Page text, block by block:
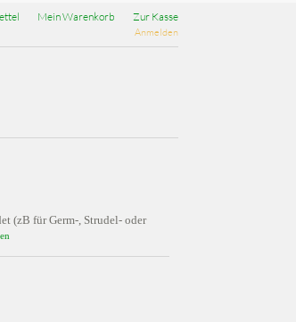
Mein Warenkorb Zur Kasse
Anmelden
(zB für Germ-, Strudel- oder